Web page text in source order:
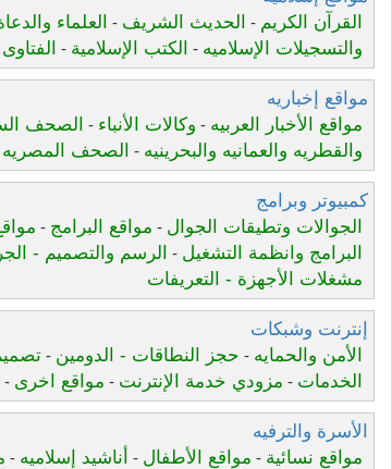
القرآن الكريم - الحديث الشريف - العلماء
والتسجيلات الإسلاميه - الكتب الإسلامية - الفتاوى
مواقع إخباريه
مواقع الأخبار العربيه - وكالات الأنباء - الصحف
والقطريه والعمانيه والبحرينيه - الصحف المصريه
كمبيوتر وبرامج
الجوالات وتطيقات الجوال - مواقع البرامج -
البرامج وانظمة التشغيل - الرسم والتصميم -
مشغلات الأجهزة - التعريفات
إنترنت وشبكات
الأمن والحمايه - حجز النطاقات - الدومين -
الخدمات - مزودي خدمة الإنترنت - مواقع اخرى -
الأسرة والترفيه
مواقع نسائية - مواقع الأطفال - أناشيد إسلاميه -